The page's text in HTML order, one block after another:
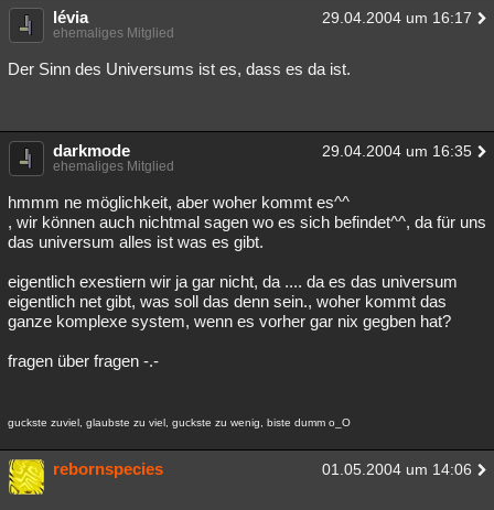
lévia 29.04.2004 um 16:17
ehemaliges Mitglied
Der Sinn des Universums ist es, dass es da ist.
darkmode 29.04.2004 um 16:35
ehemaliges Mitglied
hmmm ne möglichkeit, aber woher kommt es^^
, wir können auch nichtmal sagen wo es sich befindet^^, da für uns
das universum alles ist was es gibt.
eigentlich exestiern wir ja gar nicht, da .... da es das universum
eigentlich net gibt, was soll das denn sein., woher kommt das
ganze komplexe system, wenn es vorher gar nix gegben hat?
fragen über fragen -.-
guckste zuviel, glaubste zu viel, guckste zu wenig, biste dumm o_O
rebornspecies 01.05.2004 um 14:06